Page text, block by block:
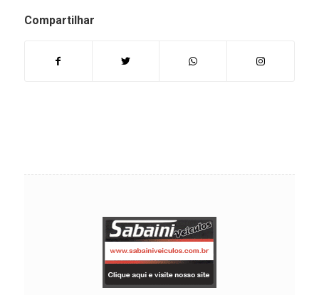
Compartilhar